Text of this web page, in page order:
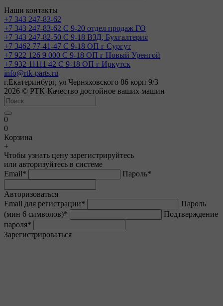
Наши контакты
+7 343 247-83-62
+7 343 247-83-62 С 9-20 отдел продаж ГО
+7 343 247-82-50 С 9-18 ВЗД, Бухгалтерия
+7 3462 77-41-47 С 9-18 ОП г Сургут
+7 922 126 9 000 С 9-18 ОП г Новый Уренгой
+7 932 11111 42 С 9-18 ОП г Иркутск
info@rtk-parts.ru
г.Екатеринбург, ул Черняховского 86 корп 9/3
2026 © РТК-Качество достойное ваших машин
0
0
Корзина
+
Чтобы узнать цену зарегистрируйтесь
или авторизуйтесь в системе
Email* Пароль*
Авторизоваться
Email для регистрации*
Пароль
(мин 6 символов)*
Подтверждение
пароля*
Зарегистрироваться